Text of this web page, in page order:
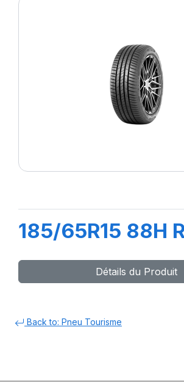
185/65R15 88H
Détails du Produit
Back to: Pneu Tourisme